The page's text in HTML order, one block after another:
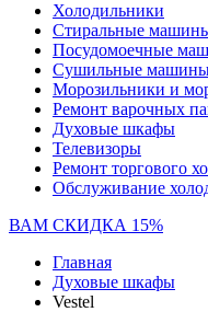
Холодильники
Стиральные
Посудомоечные
Сушильные
Морозильники и
Ремонт варочных
Духовые шкафы
Телевизоры
Ремонт торгового
Обслуживание
ВАМ СКИДКА 15%
Главная
Духовые шкафы
Vestel